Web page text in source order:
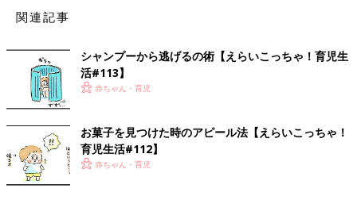
げっぷと違って、しばらく止まらないしゃっくり。
そら「なんじゃこりゃあぁ」ってなるよなぁ～と思いながら、
妊娠中、時々しゃっくりしているのがお腹の中から伝わってき
て、
「おおお、生まれる前からもういっちょまえにしゃっくりするん
やなぁ。」と、
感心しつつ、とても愛おしかったのを覚えています。
そういえば、しゃっくりって大人になるとあまりしなくなった気
関連記事
シャンプーから逃げるの術【えらいこっちゃ！育児生
活#113】
赤ちゃん・育児
お菓子を見つけた時のアピール法【えらいこっちゃ！
育児生活#112】
赤ちゃん・育児